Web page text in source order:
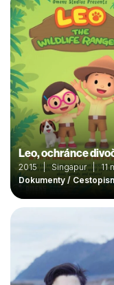
Leo, ochránce
2015 | Singapur | 11
Dokumenty /